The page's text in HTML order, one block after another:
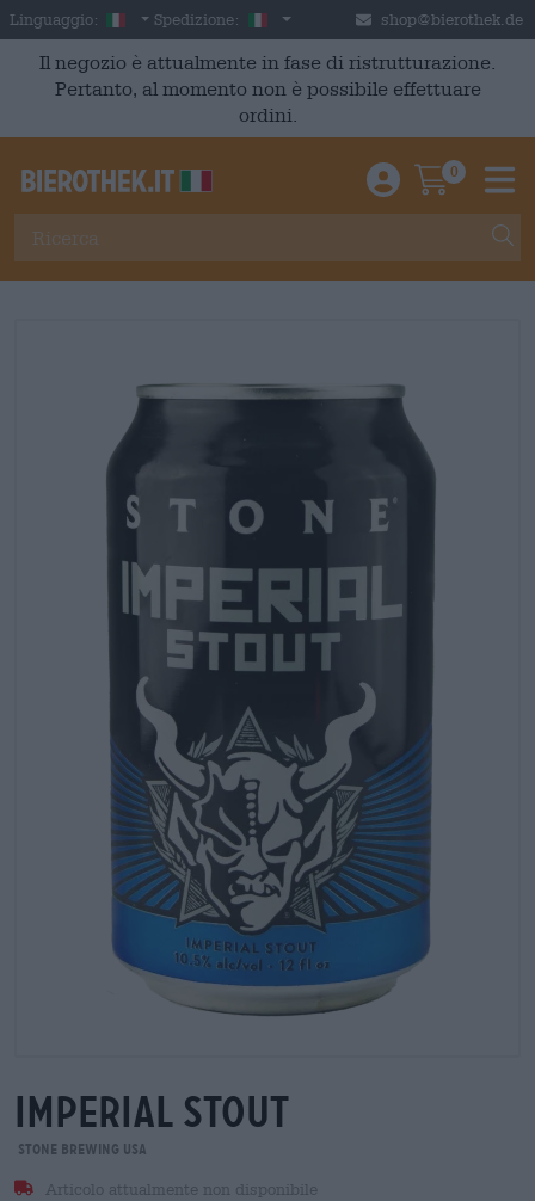
Skip to main content
Linguaggio: Italian
Spedizione: Italia shop@bierothek.de
Il negozio è attualmente in fase di ristrutturazione.
Pertanto, al momento non è possibile effettuare
ordini.
Einloggen /
0
imperial stout
Stone Brewing USA
Articolo attualmente non disponibile